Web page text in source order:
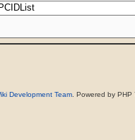
Development Team. Powered by PHP